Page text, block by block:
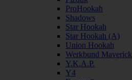
ProHookah
Shadows
Star Hookah
Star Hookah (А)
Union Hookah
Werkbund Maverick
Y.K.A.P.
Y4